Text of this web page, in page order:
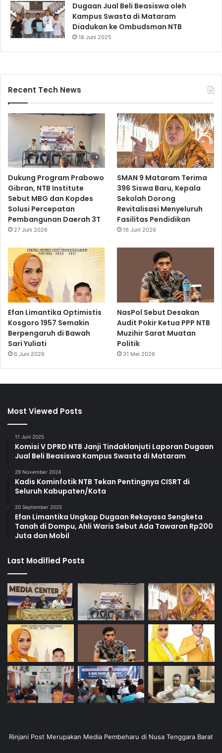
Dugaan Jual Beli Beasiswa oleh
Kampus Swasta di Mataram
Diadukan ke Ombudsman NTB
18 Juni 2025
Recent Tech News
Dukung Program Prabowo
Gibran, NTB Institute
Sebut MBG dan Kopdes
Solusi Percepatan
Pembangunan Daerah 3T
27 Juni 2026
SMAN 9 Mataram Terima
396 Siswa Baru, Kepala
Sekolah Dorong
Revitalisasi Menyeluruh
Fasilitas Pendidikan
16 Juni 2026
Efan Limantika Optimistis
Kosgoro 1957 Semakin
Berpengaruh di Bawah
Sari Yuliati
6 Juni 2026
NasPol Sebut Desakan
Audit Pokir Ketua PPP NTB
Muzihir Sarat Muatan
Politik
31 Mei 2026
Most Viewed Posts
11 Juni 2025
Komisi V DPRD NTB Janji Tindaklanjuti Laporan Dugaan
Jual Beli Beasiswa Kampus Swasta di Mataram
29 November 2024
Kadis Kominfotik NTB Tekan Pentingnya CISRT di
Seluruh Kabupaten/Kota
20 September 2025
Efan Limantika Ungkap Dugaan Rekayasa Sengketa
Tanah di Dompu, Ahli Waris Sebut Ada Tawaran Rp200
Juta dan Mobil
Last Modified Posts
Rinjani Post Merupakan Media Pembeharu di Nusa Tenggara Barat